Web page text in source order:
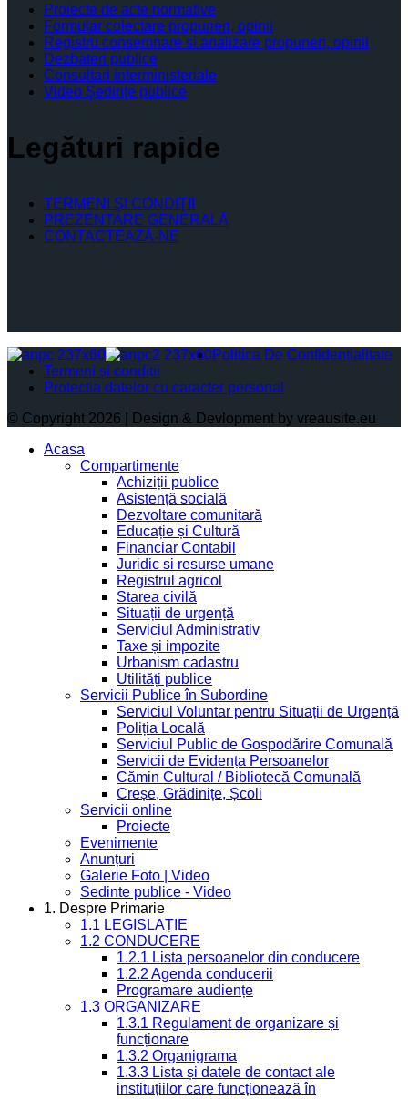
Proiecte de acte normative
Formular colectare propuneri, opinii
Registru consemnare si analizare propuneri, opinii
Dezbateri publice
Consultari interministeriale
Video Şedinţe publice
Legături rapide
TERMENI ŞI CONDIŢII
PREZENTARE GENERALĂ
CONTACTEAZĂ-NE
Politica De Confidențialitate
Termeni și condiții
Protectia datelor cu caracter personal
© Copyright 2026 | Design & Devlopment by vreausite.eu
Acasa
Compartimente
Achiziții publice
Asistență socială
Dezvoltare comunitară
Educație și Cultură
Financiar Contabil
Juridic si resurse umane
Registrul agricol
Starea civilă
Situații de urgență
Serviciul Administrativ
Taxe și impozite
Urbanism cadastru
Utilități publice
Servicii Publice în Subordine
Serviciul Voluntar pentru Situații de Urgență
Poliția Locală
Serviciul Public de Gospodărire Comunală
Servicii de Evidența Persoanelor
Cămin Cultural / Bibliotecă Comunală
Creșe, Grădinițe, Școli
Servicii online
Proiecte
Evenimente
Anunțuri
Galerie Foto | Video
Sedinte publice - Video
1. Despre Primarie
1.1 LEGISLAȚIE
1.2 CONDUCERE
1.2.1 Lista persoanelor din conducere
1.2.2 Agenda conducerii
Programare audiențe
1.3 ORGANIZARE
1.3.1 Regulament de organizare și
funcționare
1.3.2 Organigrama
1.3.3 Lista și datele de contact ale
instituțiilor care funcționează în